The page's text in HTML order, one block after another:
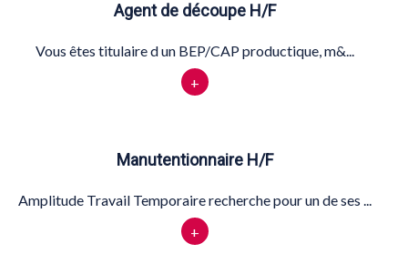
Agent de découpe H/F
Vous êtes titulaire d un BEP/CAP productique, m&...
+
Manutentionnaire H/F
Amplitude Travail Temporaire recherche pour un de ses ...
+